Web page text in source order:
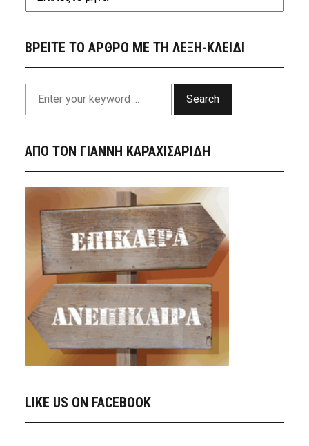
ΒΡΕΙΤΕ ΤΟ ΑΡΘΡΟ ΜΕ ΤΗ ΛΕΞΗ-ΚΛΕΙΔΙ
Search
ΑΠΟ ΤΟΝ ΓΙΑΝΝΗ ΚΑΡΑΧΙΣΑΡΙΔΗ
LIKE US ON FACEBOOK